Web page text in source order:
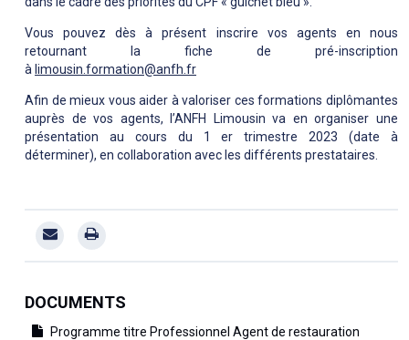
Vous pouvez dès à présent inscrire vos agents en nous
retournant la fiche de pré-inscription
à limousin.formation@anfh.fr
Afin de mieux vous aider à valoriser ces formations diplômantes
auprès de vos agents, l’ANFH Limousin va en organiser une
présentation au cours du 1 er trimestre 2023 (date à
déterminer), en collaboration avec les différents prestataires.
DOCUMENTS
Programme titre Professionnel Agent de restauration